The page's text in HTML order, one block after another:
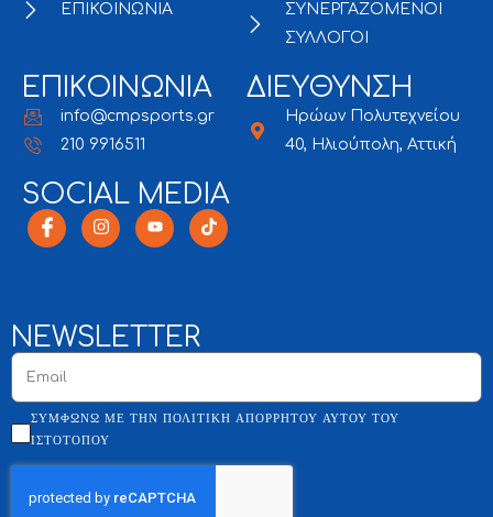
ΕΠΙΚΟΙΝΩΝΙΑ
ΣΥΝΕΡΓΑΖΟΜΕΝΟΙ
ΣΥΛΛΟΓΟΙ
ΕΠΙΚΟΙΝΩΝΙΑ
info@cmpsports.gr
210 9916511
ΔΙΕΥΘΥΝΣΗ
Ηρώων Πολυτεχνείου
40, Ηλιούπολη, Αττική
SOCIAL MEDIA
NEWSLETTER
ΣΥΜΦΩΝΏ ΜΕ ΤΗΝ ΠΟΛΙΤΙΚΉ ΑΠΟΡΡΉΤΟΥ ΑΥΤΟΎ ΤΟΥ
ΙΣΤΌΤΟΠΟΥ